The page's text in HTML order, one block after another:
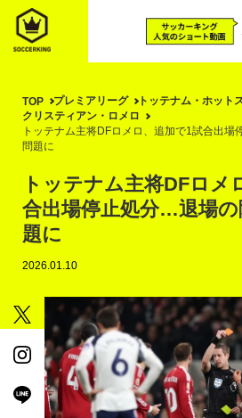
TOP プレミアリーグ
トッテナム・ホット
クリスティアン・ロメロ
トッテナム主将DFロメロ、追加で1試合出
問題に
トッテナム主将DFロメ
合出場停止処分…退場の
題に
2026.01.10